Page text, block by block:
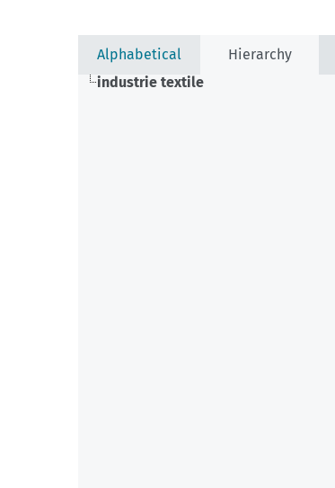
Alphabetical
Hierarchy
industrie textile